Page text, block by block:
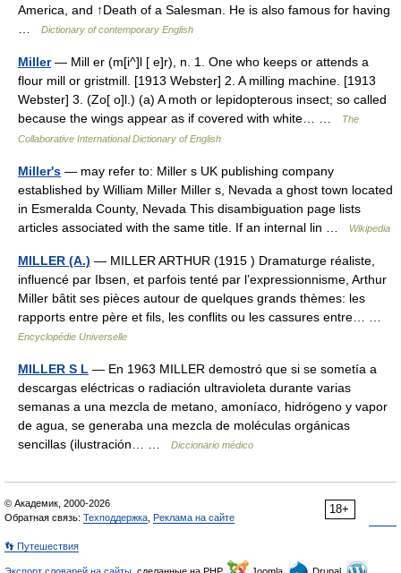
America, and ↑Death of a Salesman. He is also famous for having
Dictionary of contemporary English
Miller— Mill er (m[i^]l [ e]r), n. 1. One who keeps or attends a
flour mill or gristmill. [1913 Webster] 2. A milling machine. [1913
Webster] 3. (Zo[ o]l.) (a) A moth or lepidopterous insect; so called
because the wings appear as if covered with white… …
The
Collaborative International Dictionary of English
Miller's — may refer to: Miller s UK publishing company
established by William Miller Miller s, Nevada a ghost town located
in Esmeralda County, Nevada This disambiguation page lists
articles associated with the same title. If an internal lin …
Wikipedia
MILLER (A.) — MILLER ARTHUR (1915 ) Dramaturge réaliste,
influencé par Ibsen, et parfois tenté par l’expressionnisme, Arthur
Miller bâtit ses pièces autour de quelques grands thèmes: les
rapports entre père et fils, les conflits ou les cassures entre… …
Encyclopédie Universelle
MILLER S L — En 1963 MILLER demostró que si se sometía a
descargas eléctricas o radiación ultravioleta durante varias
semanas a una mezcla de metano, amoníaco, hidrógeno y vapor
de agua, se generaba una mezcla de moléculas orgánicas
sencillas (ilustración… …
Diccionario médico
18+
© Академик, 2000-2026
Обратная связь: Техподдержка Реклама на сайте
👣 Путешествия